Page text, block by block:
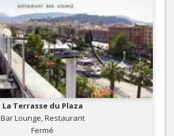
La Terrasse du Plaza
Bar Lounge, Restaurant
Fermé